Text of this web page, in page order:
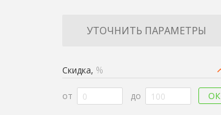
УТОЧНИТЬ ПАРАМЕТРЫ
Скидка, %
от до ОК